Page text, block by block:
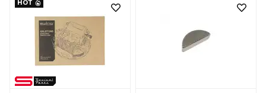
A3939 · Sachs N° OEM: 0665 016
HOT